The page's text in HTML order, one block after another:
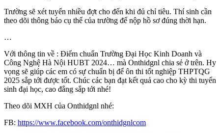
Trường sẽ xét tuyển nhiều đợt cho đến khi đủ chỉ tiêu. Thí sinh cần
theo dõi thông báo cụ thể của trường để nộp hồ sơ đúng thời hạn.
…
Với thông tin về : Điểm chuẩn Trường Đại Học Kinh Doanh và
Công Nghệ Hà Nội HUBT 2024… mà Onthidgnl chia sẻ ở trên. Hy
vọng sẽ giúp các em có sự chuẩn bị để ôn thi tốt nghiệp THPTQG
2025 sắp tới được tốt. Chúc các bạn đạt kết quả cao cho kỳ thi tuyển
sinh đại học, cao đẳng sắp tới nhé!
Theo dõi MXH của Onthidgnl nhé:
FB: https://www.facebook.com/onthidgnlcom